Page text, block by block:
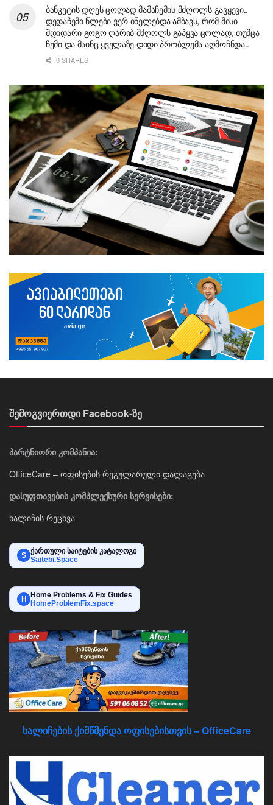
ბანკეტის დღეს ცოლად მამაჩემის მძღოლს გავყევი..
დედაჩემი წლები ვერ ინელებდა ამბავს, რომ მისი
მდიდარი გოგო ღარიბ მძღოლს გაჰყვა ცოლად, თუმცა
ჩემი და მაინც ყველაზე დიდი პრობლემა აღმოჩნდა..
0 SHARES
შემოგვიერთდი Facebook-ზე
პარტნიორი კომპანია:
OfficeCare – ოფისების რეგულარული დალაგება
დასუფთავების კომპლექსური სერვისები:
ხალიჩის რეცხვა
S ქართული საიტების კატალოგი
Saitebi.Space
H
Home Problems & Fix Guides
HomeProblemFix.space
ხალიჩების ქიმწმენდა ოფისებისთვის – OfficeCare